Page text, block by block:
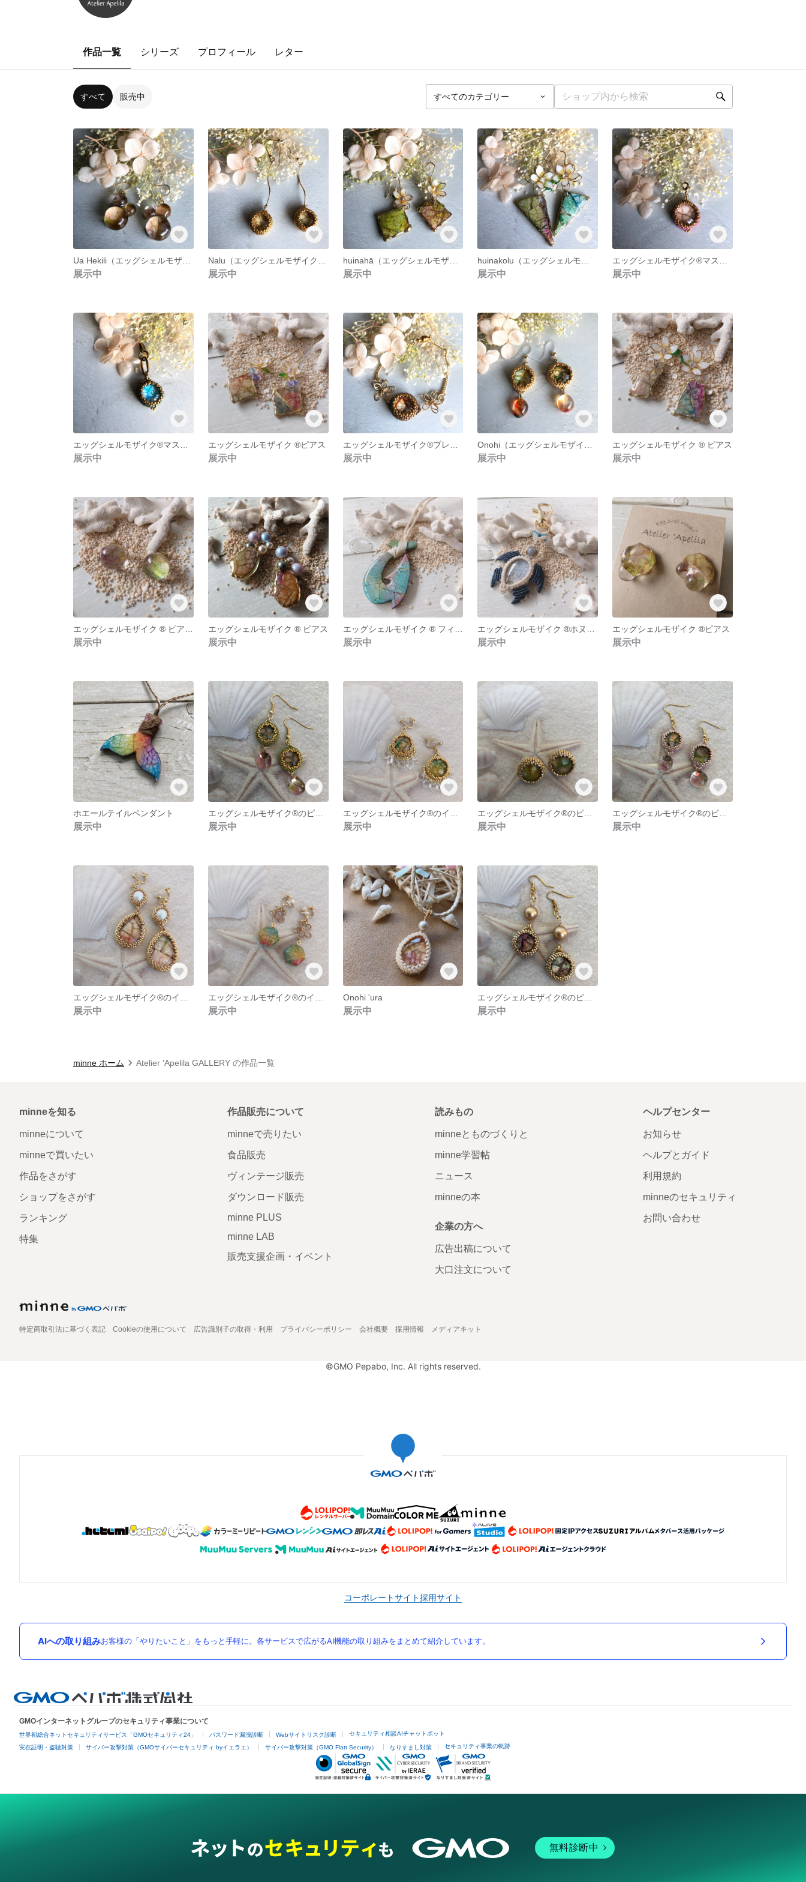
作品一覧 シリーズ プロフィール レター
すべて 販売中
展示中 展示中
huinahā（エッグシェルモザイク®︎ピアス）
展示中 展示中 展示中
展示中
エッグシェルモザイク ®︎ピアス
展示中 展示中 展示中
エッグシェルモザイク ®︎ ピアス
展示中
展示中
エッグシェルモザイク ®︎ ピアス
展示中 展示中 展示中
エッグシェルモザイク ®︎ピアス
展示中
ホエールテイルペンダント
展示中
エッグシェルモザイク®︎のピアス 8
展示中 展示中 展示中 展示中
展示中 展示中
Onohi 'ura
展示中 展示中
minne ホーム Atelier 'Apelila GALLERY の作品一覧
minneを知る
minneについて
minneで買いたい
作品をさがす
ショップをさがす
ランキング
特集
作品販売について
minneで売りたい
食品販売
ヴィンテージ販売
ダウンロード販売
minne PLUS
minne LAB
販売支援企画・イベント
読みもの
minneとものづくりと
minne学習帖
ニュース
minneの本
企業の方へ
広告出稿について
大口注文について
ヘルプセンター
お知らせ
ヘルプとガイド
利用規約
minneのセキュリティ
お問い合わせ
特定商取引法に基づく表記 Cookieの使用について 広告識別子の取得・利用 プライバシーポリシー 会社概要 採用情報 メディアキット
©GMO Pepabo, Inc. All rights reserved.
コーポレートサイト採用サイト
AIへの取り組みお客様の「やりたいこと」をもっと手軽に。各サービスで広がるAI機能の取り組みをまとめて紹介しています。
GMOインターネットグループのセキュリティ事業について
世界初総合ネットセキュリティサービス「GMOセキュリティ24」 パスワード漏洩診断 Webサイトリスク診断 セキュリティ相談AIチャットボット
実在証明・盗聴対策 サイバー攻撃対策（GMOサイバーセキュリティ byイエラエ） サイバー攻撃対策（GMO Flatt Security） なりすまし対策 セキュリティ事業の軌跡
無料診断中